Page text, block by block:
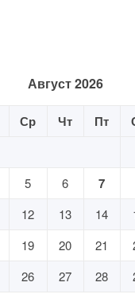
Август 2026
Ср Чт Пт
5 6 7
12 13 14
19 20 21
26 27 28